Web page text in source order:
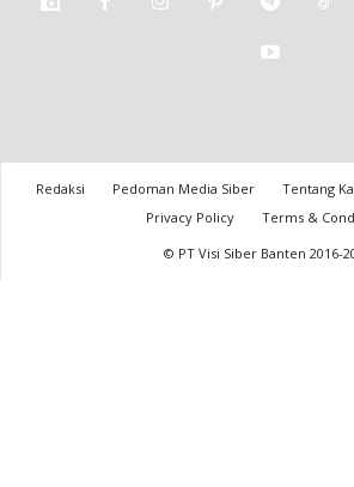
Redaksi Pedoman Media Siber Tentang
Privacy Policy
Terms &
© PT Visi Siber Banten 2016-